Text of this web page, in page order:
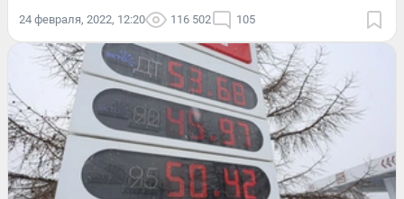
24 февраля, 2022, 12:20 116 502 105